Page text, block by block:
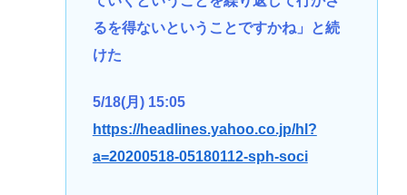
るを得ないということですかね」と続
けた
5/18(月) 15:05
https://headlines.yahoo.co.jp/hl?
a=20200518-05180112-sph-soci